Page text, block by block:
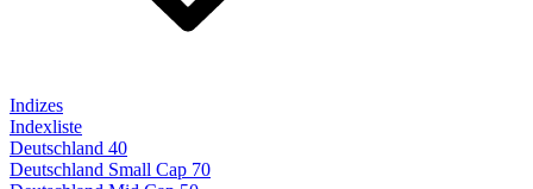
Indizes
Indexliste
Deutschland 40
Deutschland Small Cap 70